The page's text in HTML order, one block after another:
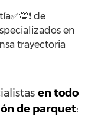
de
en
trayectoria
en todo
de parquet: